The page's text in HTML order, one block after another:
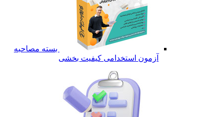
بسته مصاحبه
آزمون استخدامی کیفیت بخشی